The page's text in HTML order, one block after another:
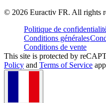
© 2026 Euractiv FR. All rights
Politique de
Conditions générales
Conditions de vente
This site is protected by
Policy and Terms of Service